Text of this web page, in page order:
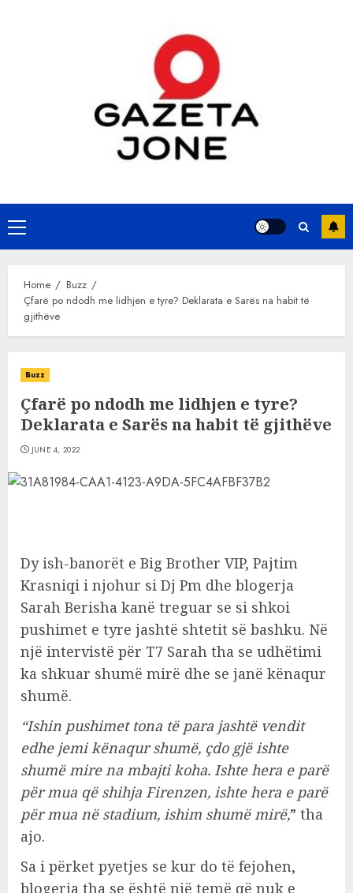
Primary
Menu
Home
Buzz
Çfarë po ndodh me lidhjen e tyre? Deklarata e Sarës na habit të
gjithëve
Buzz
Çfarë po ndodh me lidhjen e tyre?
Deklarata e Sarës na habit të gjithëve
JUNE 4, 2022
Dy ish-banorët e Big Brother VIP, Pajtim
Krasniqi i njohur si Dj Pm dhe blogerja
Sarah Berisha kanë treguar se si shkoi
pushimet e tyre jashtë shtetit së bashku. Në
një intervistë për T7 Sarah tha se udhëtimi
ka shkuar shumë mirë dhe se janë kënaqur
shumë.
“Ishin pushimet tona të para jashtë vendit
edhe jemi kënaqur shumë, çdo gjë ishte
shumë mire na mbajti koha. Ishte hera e parë
për mua që shihja Firenzen, ishte hera e parë
për mua në stadium, ishim shumë mirë,” tha
ajo.
Sa i përket pyetjes se kur do të fejohen,
blogerja tha se është një temë që nuk e